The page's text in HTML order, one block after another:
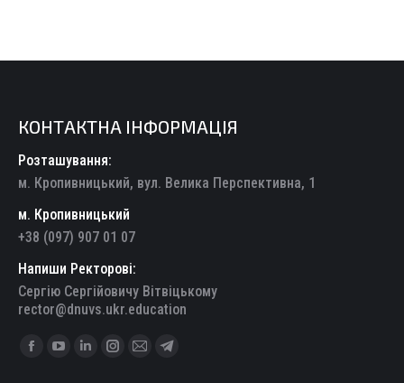
КОНТАКТНА ІНФОРМАЦІЯ
Розташування:
м. Кропивницький, вул. Велика Перспективна, 1
м. Кропивницький
+38 (097) 907 01 07
Напиши Ректорові:
Сергію Сергійовичу Вітвіцькому
rector@dnuvs.ukr.education
Find us on:
Facebook
YouTubeLinkedinInstagram
Mail
Telegram